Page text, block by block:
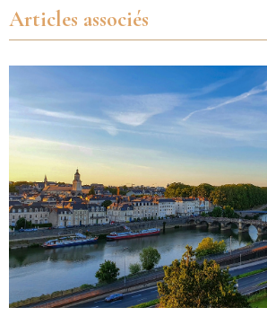
Articles associés